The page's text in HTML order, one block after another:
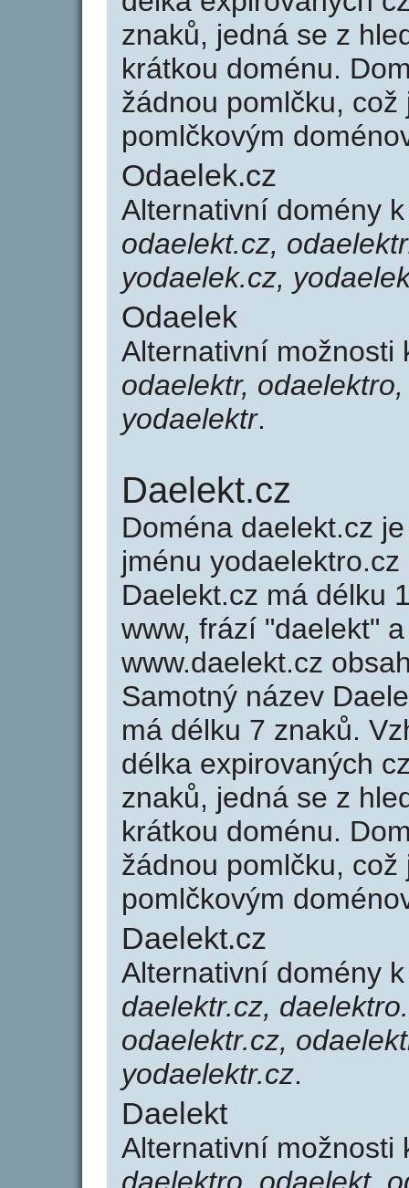
znaků, jedná se z
krátkou doménu.
žádnou pomlčku,
pomlčkovým
Odaelek.cz
Alternativní domény
odaelekt.cz,
yodaelek.cz,
Odaelek
Alternativní
odaelektr,
yodaelektr.
Daelekt.cz
Doména daelekt.cz
jménu
Daelekt.cz má délku
www, frází "daelekt"
www.daelekt.cz
Samotný název
má délku 7 znaků.
délka expirovaných
znaků, jedná se z
krátkou doménu.
žádnou pomlčku,
pomlčkovým
Daelekt.cz
Alternativní domény
daelektr.cz,
odaelektr.cz,
yodaelektr.cz.
Daelekt
Alternativní